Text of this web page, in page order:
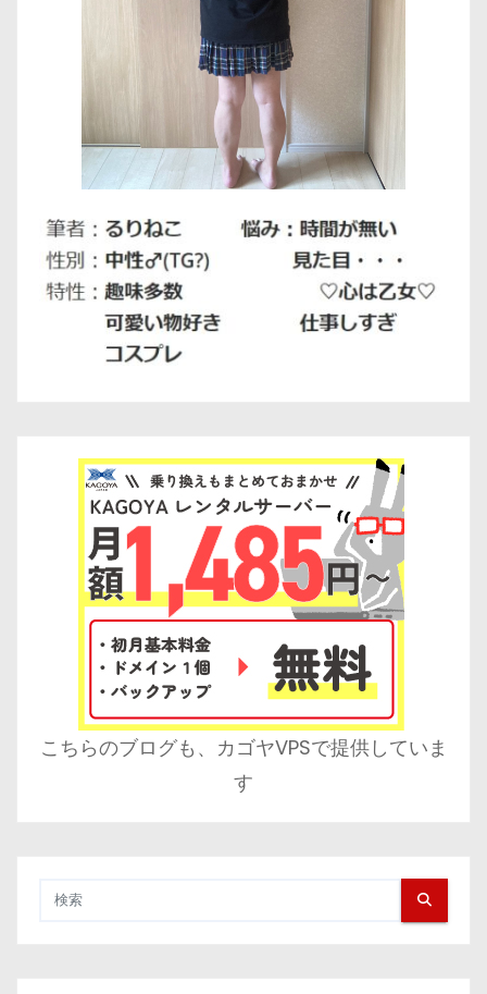
こちらのブログも、カゴヤVPSで提供していま
す